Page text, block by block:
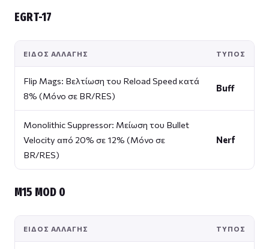
EGRT-17
ΕΊΔΟΣ ΑΛΛΑΓΉΣ ΤΎΠΟΣ
Flip Mags: Βελτίωση του Reload Speed κατά
8% (Μόνο σε BR/RES)
Buff
Monolithic Suppressor: Μείωση του Bullet
Velocity από 20% σε 12% (Μόνο σε
BR/RES)
Nerf
M15 MOD 0
ΕΊΔΟΣ ΑΛΛΑΓΉΣ ΤΎΠΟΣ